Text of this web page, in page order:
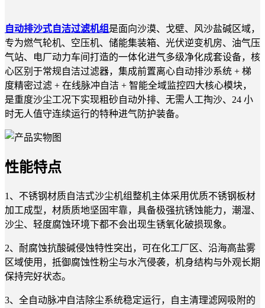
自动排沙式自洁过滤机组 是面向沙漠、戈壁、风沙盐碱区域，
专为燃气轮机、空压机、储能集装箱、光伏逆变机房、油气压
气站、电厂动力车间打造的一体化进气多级净化成套设备，核
心区别于常规自洁过滤器，集成前置离心自动排沙系统 + 梯
度精密过滤 + 在线脉冲自洁 + 智能全域监控四大核心模块，
是重度沙尘工况下实现粗砂自动外排、无需人工掏沙、24 小
时无人值守连续运行的特种进气防护装备。
性能特点
1、不锈钢材质自洁式沙尘机组整机主体采用优质不锈钢板材
加工成型，材质质地坚固牢靠，具备极强抗锈蚀能力，潮湿、
沙尘、轻度腐蚀环境下都不会出现生锈氧化破损现象。
2、耐腐蚀抗酸碱侵蚀特性突出，可在化工厂区、沿海高盐雾
区域使用，抵御腐蚀性粉尘与水汽侵袭，机身结构与外观长期
保持完好状态。
3、全自动脉冲自洁除尘系统稳定运行，自主清理滤网吸附的